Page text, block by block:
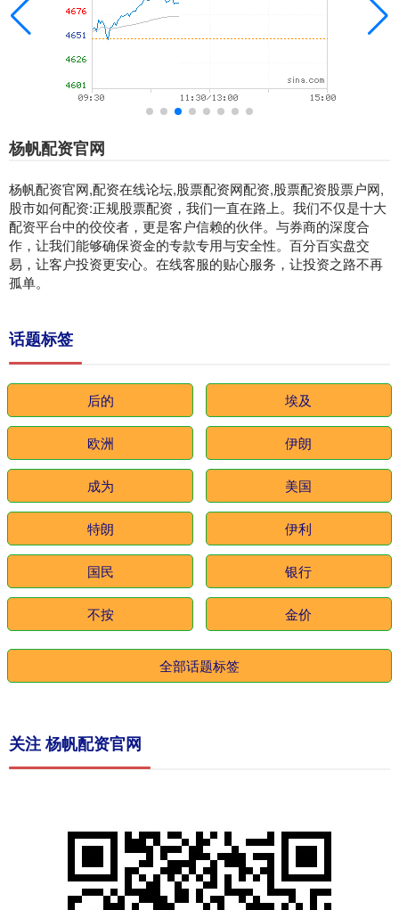
杨帆配资官网
杨帆配资官网,配资在线论坛,股票配资网配资,股票配资股票户网,
股市如何配资:正规股票配资，我们一直在路上。我们不仅是十大
配资平台中的佼佼者，更是客户信赖的伙伴。与券商的深度合
作，让我们能够确保资金的专款专用与安全性。百分百实盘交
易，让客户投资更安心。在线客服的贴心服务，让投资之路不再
孤单。
话题标签
后的 埃及
欧洲 伊朗
成为 美国
特朗 伊利
国民 银行
不按 金价
全部话题标签
关注 杨帆配资官网